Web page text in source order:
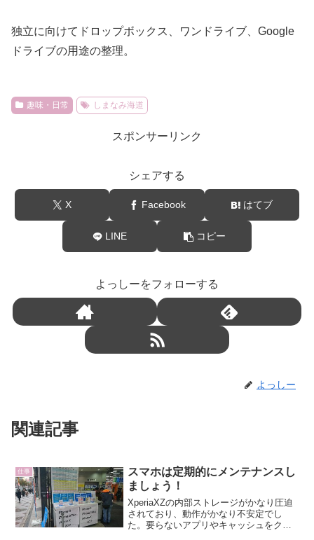
独立に向けてドロップボックス、ワンドライブ、Google
ドライブの用途の整理。
趣味・日常 しまなみ海道
スポンサーリンク
シェアする
X Facebook はてブ
LINE コピー
よっしーをフォローする
よっしー
関連記事
仕事
スマホは定期的にメンテナンスし
ましょう！
XperiaXZの内部ストレージがかなり圧迫
されており、動作がかなり不安定でし
た。要らないアプリやキャッシュをクリ